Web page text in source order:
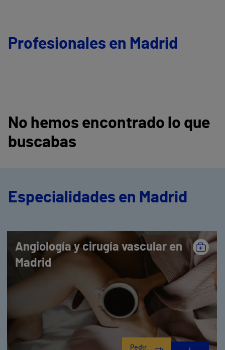
Profesionales en Madrid
No hemos encontrado lo que
buscabas
Especialidades en Madrid
Angiología y cirugía vascular en
Madrid
Pedir